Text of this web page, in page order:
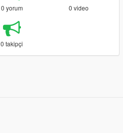
0 yorum 0 video
0 takipçi